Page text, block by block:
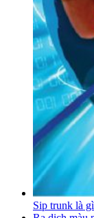
Sip trunk là